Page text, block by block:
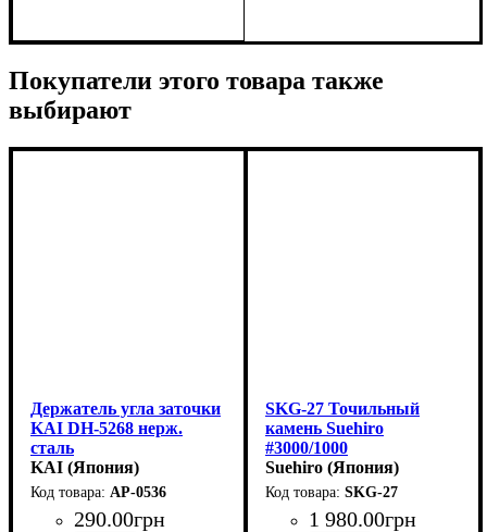
Покупатели этого товара также
выбирают
Держатель угла заточки
KAI DH-5268 нерж.
сталь
KAI (Япония)
AP-0536
290.00грн
SKG-27 Точильный
камень Suehiro
#3000/1000
(150х50х27мм)
Suehiro (Япония)
SKG-27
1 980.00грн